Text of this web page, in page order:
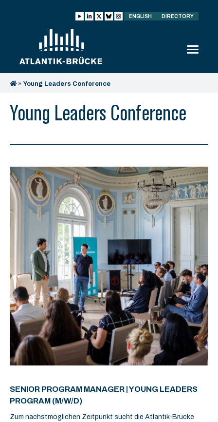
ENGLISH DIRECTORY
» Young Leaders Conference
Young Leaders Conference
SENIOR PROGRAM MANAGER | YOUNG LEADERS
PROGRAM (M/W/D)
Zum nächstmöglichen Zeitpunkt sucht die Atlantik-Brücke